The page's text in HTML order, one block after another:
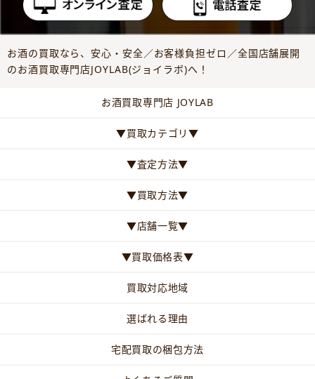
お酒の買取なら、安心・安全／お客様負担ゼロ／全国店舗展開
のお酒買取専門店JOYLAB(ジョイラボ)へ！
お酒買取専門店 JOYLAB
▼買取カテゴリ▼
▼査定方法▼
▼買取方法▼
▼店舗一覧▼
▼買取価格表▼
買取対応地域
選ばれる理由
宅配買取の梱包方法